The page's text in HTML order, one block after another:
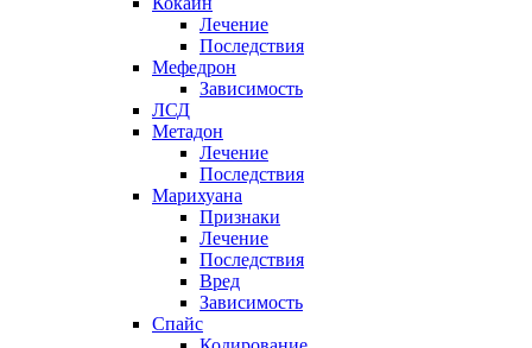
Лечение
Последствия
Мефедрон
Зависимость
ЛСД
Метадон
Лечение
Последствия
Марихуана
Признаки
Лечение
Последствия
Вред
Зависимость
Спайс